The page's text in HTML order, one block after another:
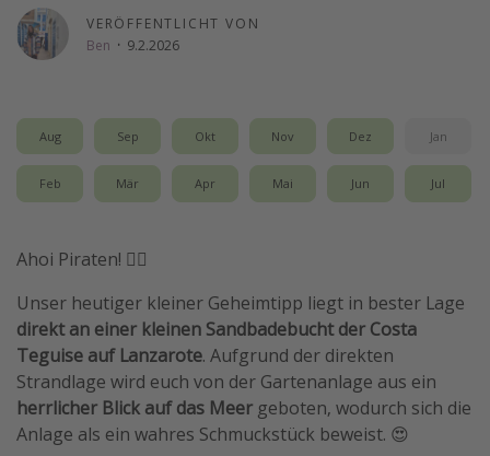
VERÖFFENTLICHT VON
Ben · 9.2.2026
Aug Sep Okt Nov Dez Jan
Feb Mär Apr Mai Jun Jul
Ahoi Piraten! 🏴‍☠️
Unser heutiger kleiner Geheimtipp liegt in bester Lage
direkt an einer kleinen Sandbadebucht der Costa
Teguise auf Lanzarote. Aufgrund der direkten
Strandlage wird euch von der Gartenanlage aus ein
herrlicher Blick auf das Meer geboten, wodurch sich die
Anlage als ein wahres Schmuckstück beweist. 😍